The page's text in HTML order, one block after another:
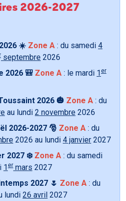
2026-2027
☀️ Zone A : du samedi 4
septembre 2026
2026 🎒 Zone A : le mardi 1 er
2026 🎃 Zone A : du
au lundi 2 novembre 2026
2026-2027 🎅 Zone A : du
2026 au lundi 4 janvier 2027
2027 ❄️ Zone A : du samedi
1 er mars 2027
2027 🌷 Zone A : du
lundi 26 avril 2027